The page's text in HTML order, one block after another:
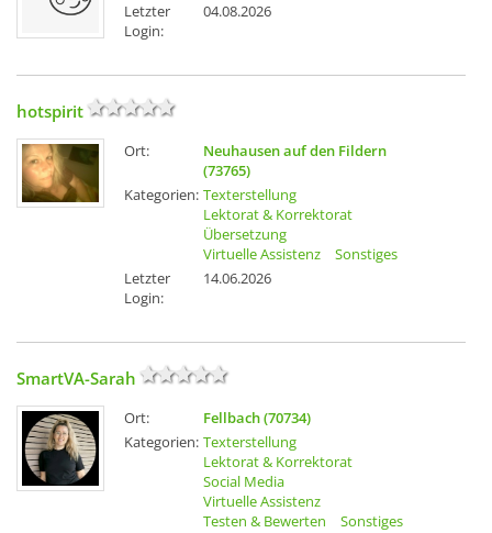
Letzter
Login:
04.08.2026
hotspirit
Ort:
Neuhausen auf den Fildern
(73765)
Kategorien: Texterstellung
Lektorat & Korrektorat
Übersetzung
Virtuelle Assistenz
Sonstiges
Letzter
Login:
14.06.2026
SmartVA-Sarah
Ort:
Fellbach (70734)
Kategorien: Texterstellung
Lektorat & Korrektorat
Social Media
Virtuelle Assistenz
Testen & Bewerten
Sonstiges